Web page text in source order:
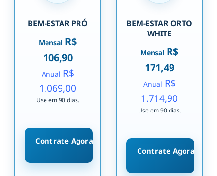
BEM-ESTAR PRÓ
Mensal R$
106,90
Anual R$
1.069,00
Use em 90 dias.
Contrate Agora
BEM-ESTAR ORTO
WHITE
Mensal R$
171,49
Anual R$
1.714,90
Use em 90 dias.
Contrate Agora